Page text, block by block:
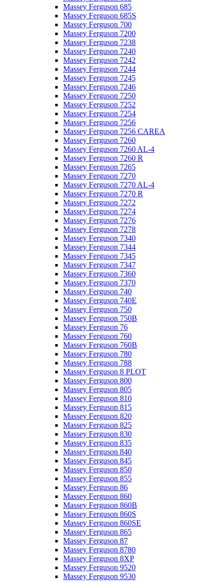
Massey Ferguson 685
Massey Ferguson 685S
Massey Ferguson 700
Massey Ferguson 7200
Massey Ferguson 7238
Massey Ferguson 7240
Massey Ferguson 7242
Massey Ferguson 7244
Massey Ferguson 7245
Massey Ferguson 7246
Massey Ferguson 7250
Massey Ferguson 7252
Massey Ferguson 7254
Massey Ferguson 7256
Massey Ferguson 7256 CAREA
Massey Ferguson 7260
Massey Ferguson 7260 AL-4
Massey Ferguson 7260 R
Massey Ferguson 7265
Massey Ferguson 7270
Massey Ferguson 7270 AL-4
Massey Ferguson 7270 R
Massey Ferguson 7272
Massey Ferguson 7274
Massey Ferguson 7276
Massey Ferguson 7278
Massey Ferguson 7340
Massey Ferguson 7344
Massey Ferguson 7345
Massey Ferguson 7347
Massey Ferguson 7360
Massey Ferguson 7370
Massey Ferguson 740
Massey Ferguson 740E
Massey Ferguson 750
Massey Ferguson 750B
Massey Ferguson 76
Massey Ferguson 760
Massey Ferguson 760B
Massey Ferguson 780
Massey Ferguson 788
Massey Ferguson 8 PLOT
Massey Ferguson 800
Massey Ferguson 805
Massey Ferguson 810
Massey Ferguson 815
Massey Ferguson 820
Massey Ferguson 825
Massey Ferguson 830
Massey Ferguson 835
Massey Ferguson 840
Massey Ferguson 845
Massey Ferguson 850
Massey Ferguson 855
Massey Ferguson 86
Massey Ferguson 860
Massey Ferguson 860B
Massey Ferguson 860S
Massey Ferguson 860SE
Massey Ferguson 865
Massey Ferguson 87
Massey Ferguson 8780
Massey Ferguson 8XP
Massey Ferguson 9520
Massey Ferguson 9530